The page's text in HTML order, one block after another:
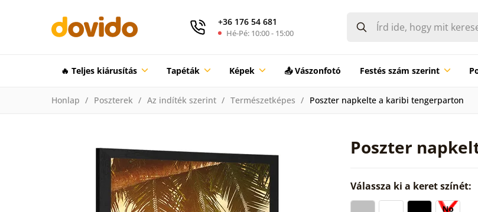
+36 176 54 681
Hé-Pé: 10:00 - 15:00
🔥 Teljes kiárusítás Tapéták Képek 📤 Vászonfotó Festés szám szerint
Honlap Poszterek Az indíték szerint Természetképes Poszter napkelte a karibi tengerparton
Poszter
Válassza ki a keret színét: